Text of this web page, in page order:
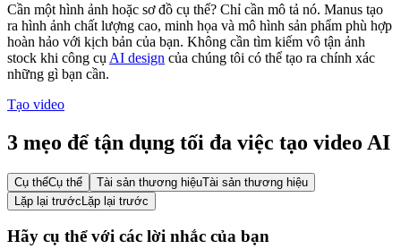
Cần một hình ảnh hoặc sơ đồ cụ thể? Chỉ cần mô tả nó. Manus tạo
ra hình ảnh chất lượng cao, minh họa và mô hình sản phẩm phù hợp
hoàn hảo với kịch bản của bạn. Không cần tìm kiếm vô tận ảnh
stock khi công cụ AI design của chúng tôi có thể tạo ra chính xác
những gì bạn cần.
Tạo video
3 mẹo để tận dụng tối đa việc tạo video AI
Cụ thểCụ thể Tài sản thương hiệuTài sản thương hiệu
Lặp lại trướcLặp lại trước
Hãy cụ thể với các lời nhắc của bạn